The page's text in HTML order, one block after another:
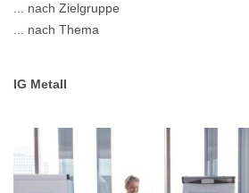
... nach Zielgruppe
... nach Thema
IG Metall